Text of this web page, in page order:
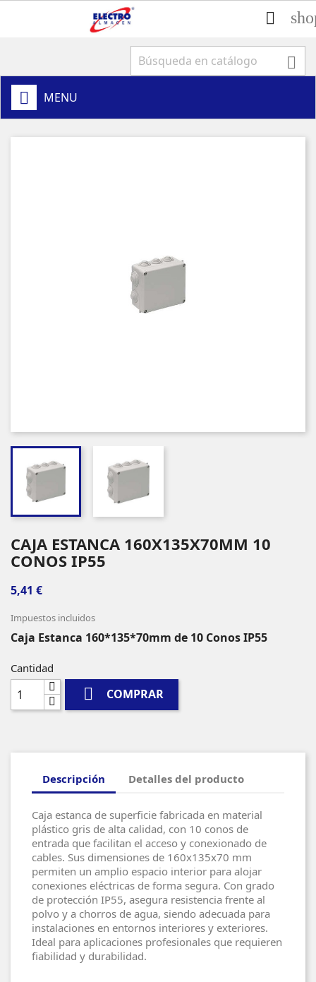


MENU
CAJA ESTANCA 160X135X70MM 10
CONOS IP55
5,41 €
Impuestos incluidos
Caja Estanca 160*135*70mm de 10 Conos IP55
Cantidad
 COMPRAR
Descripción Detalles del producto
Caja estanca de superficie fabricada en material
plástico gris de alta calidad, con 10 conos de
entrada que facilitan el acceso y conexionado de
cables. Sus dimensiones de 160x135x70 mm
permiten un amplio espacio interior para alojar
conexiones eléctricas de forma segura. Con grado
de protección IP55, asegura resistencia frente al
polvo y a chorros de agua, siendo adecuada para
instalaciones en entornos interiores y exteriores.
Ideal para aplicaciones profesionales que requieren
fiabilidad y durabilidad.